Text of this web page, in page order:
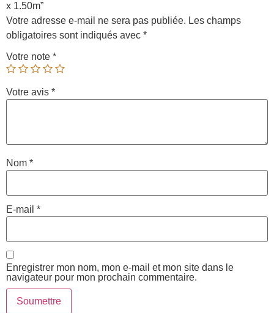
x 1.50m”
Votre adresse e-mail ne sera pas publiée. Les champs
obligatoires sont indiqués avec *
Votre note *
Votre avis *
Nom *
E-mail *
Enregistrer mon nom, mon e-mail et mon site dans le
navigateur pour mon prochain commentaire.